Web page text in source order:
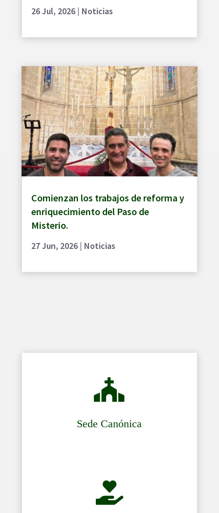
26 Jul, 2026| Noticias
Comienzan los trabajos de reforma y
enriquecimiento del Paso de
Misterio.
27 Jun, 2026| Noticias

Sede Canónica
